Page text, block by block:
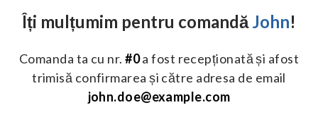
Îți mulțumim pentru comandăJohn!
Comanda ta cu nr.#0a fost recepționată și afost
trimisă confirmarea și către adresa de email
john.doe@example.com